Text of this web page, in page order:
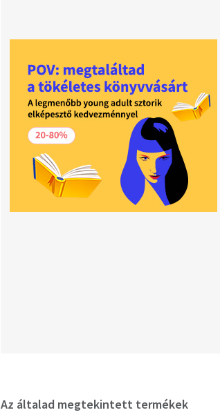
Az általad megtekintett termékek